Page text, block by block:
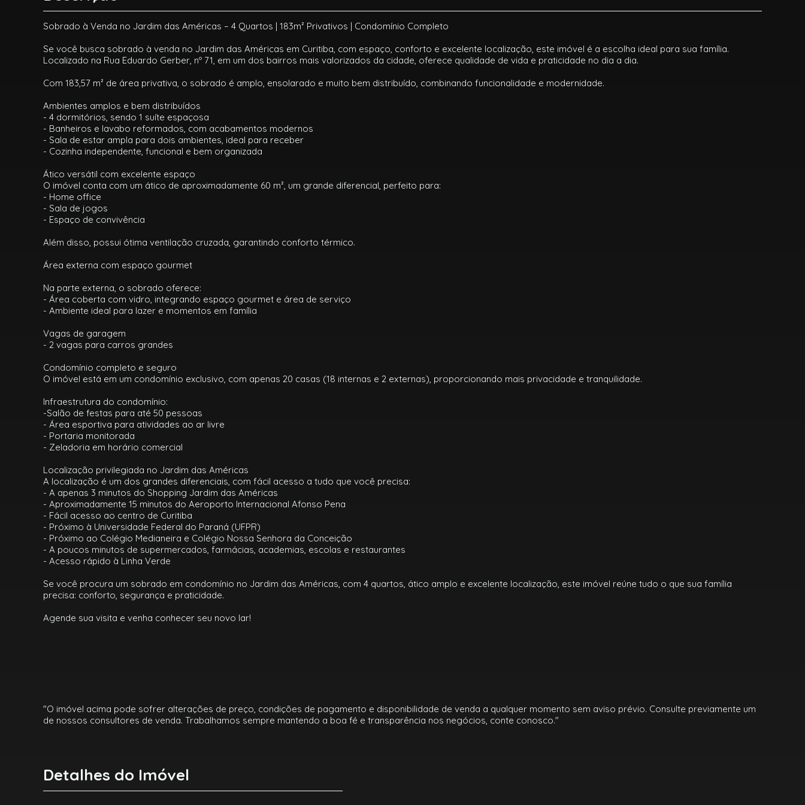
Sobrado à Venda no Jardim das Américas – 4 Quartos | 183m² Privativos | Condomínio Completo
Se você busca sobrado à venda no Jardim das Américas em Curitiba, com espaço, conforto e excelente localização, este imóvel é a escolha ideal para sua família.
Localizado na Rua Eduardo Gerber, nº 71, em um dos bairros mais valorizados da cidade, oferece qualidade de vida e praticidade no dia a dia.
Com 183,57 m² de área privativa, o sobrado é amplo, ensolarado e muito bem distribuído, combinando funcionalidade e modernidade.
Ambientes amplos e bem distribuídos
- 4 dormitórios, sendo 1 suíte espaçosa
- Banheiros e lavabo reformados, com acabamentos modernos
- Sala de estar ampla para dois ambientes, ideal para receber
- Cozinha independente, funcional e bem organizada
Ático versátil com excelente espaço
O imóvel conta com um ático de aproximadamente 60 m², um grande diferencial, perfeito para:
- Home office
- Sala de jogos
- Espaço de convivência
Além disso, possui ótima ventilação cruzada, garantindo conforto térmico.
Área externa com espaço gourmet
Na parte externa, o sobrado oferece:
- Área coberta com vidro, integrando espaço gourmet e área de serviço
- Ambiente ideal para lazer e momentos em família
Vagas de garagem
- 2 vagas para carros grandes
Condomínio completo e seguro
O imóvel está em um condomínio exclusivo, com apenas 20 casas (18 internas e 2 externas), proporcionando mais privacidade e tranquilidade.
Infraestrutura do condomínio:
-Salão de festas para até 50 pessoas
- Área esportiva para atividades ao ar livre
- Portaria monitorada
- Zeladoria em horário comercial
Localização privilegiada no Jardim das Américas
A localização é um dos grandes diferenciais, com fácil acesso a tudo que você precisa:
- A apenas 3 minutos do Shopping Jardim das Américas
- Aproximadamente 15 minutos do Aeroporto Internacional Afonso Pena
- Fácil acesso ao centro de Curitiba
- Próximo à Universidade Federal do Paraná (UFPR)
- Próximo ao Colégio Medianeira e Colégio Nossa Senhora da Conceição
- A poucos minutos de supermercados, farmácias, academias, escolas e restaurantes
- Acesso rápido à Linha Verde
Se você procura um sobrado em condomínio no Jardim das Américas, com 4 quartos, ático amplo e excelente localização, este imóvel reúne tudo o que sua família
precisa: conforto, segurança e praticidade.
Agende sua visita e venha conhecer seu novo lar!
"O imóvel acima pode sofrer alterações de preço, condições de pagamento e disponibilidade de venda a qualquer momento sem aviso prévio. Consulte previamente um
de nossos consultores de venda. Trabalhamos sempre mantendo a boa fé e transparência nos negócios, conte conosco."
Detalhes do Imóvel